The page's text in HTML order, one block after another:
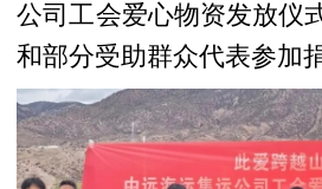
公司工会爱心物资发放仪
和部分受助群众代表参加